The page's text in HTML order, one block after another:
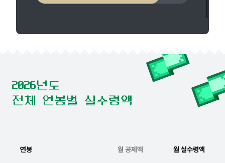
2026년도
전체 연봉별 실수령액
연봉 월 공제액 월 실수령액